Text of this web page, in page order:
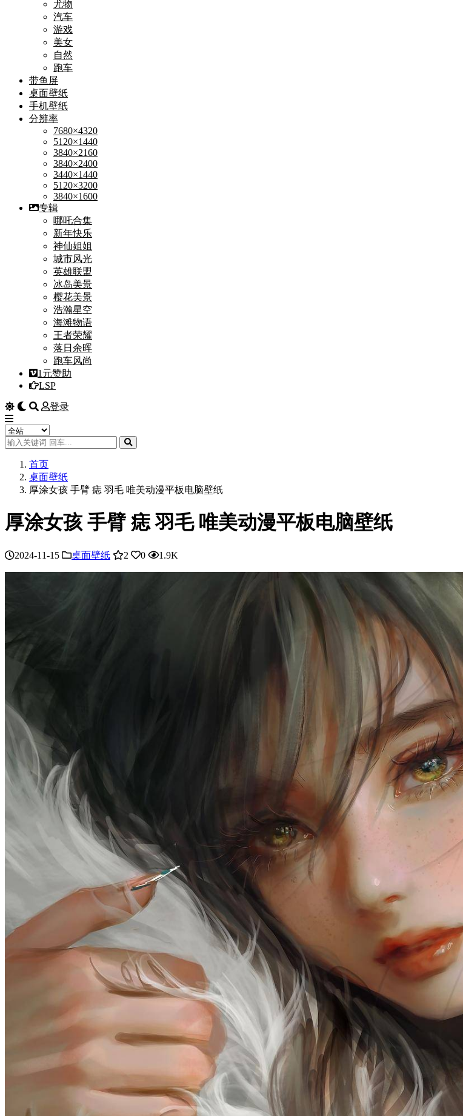
尤物
汽车
游戏
美女
自然
跑车
带鱼屏
桌面壁纸
手机壁纸
分辨率
7680×4320
5120×1440
3840×2160
3840×2400
3440×1440
5120×3200
3840×1600
专辑
哪吒合集
新年快乐
神仙姐姐
城市风光
英雄联盟
冰岛美景
樱花美景
浩瀚星空
海滩物语
王者荣耀
落日余晖
跑车风尚
1元赞助
LSP
登录
首页
桌面壁纸
厚涂女孩 手臂 痣 羽毛 唯美动漫平板电脑壁纸
厚涂女孩 手臂 痣 羽毛 唯美动漫平板电脑壁纸
2024-11-15 桌面壁纸 2 0 1.9K